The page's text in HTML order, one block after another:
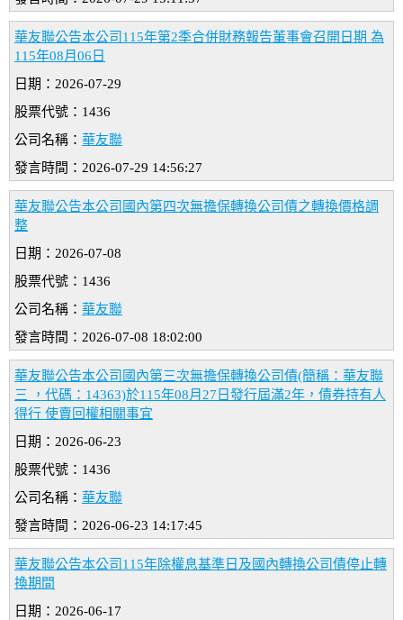
華友聯公告本公司115年第2季合併財務報告董事會召開日期 為
115年08月06日
日期：2026-07-29
股票代號：1436
公司名稱： 華友聯
發言時間：2026-07-29 14:56:27
華友聯公告本公司國內第四次無擔保轉換公司債之轉換價格調
整
日期：2026-07-08
股票代號：1436
公司名稱： 華友聯
發言時間：2026-07-08 18:02:00
華友聯公告本公司國內第三次無擔保轉換公司債(簡稱：華友聯
三 ，代碼：14363)於115年08月27日發行屆滿2年，債券持有人
得行 使賣回權相關事宜
日期：2026-06-23
股票代號：1436
公司名稱： 華友聯
發言時間：2026-06-23 14:17:45
華友聯公告本公司115年除權息基準日及國內轉換公司債停止轉
換期間
日期：2026-06-17